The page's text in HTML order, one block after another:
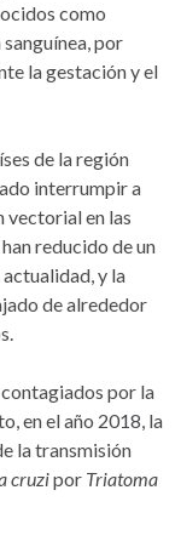
como
por
la gestación y el
de la región
interrumpir a
vectorial en las
reducido de un
y la
de alrededor
contagiados por la
en el año 2018, la
la transmisión
cruzipor Triatoma